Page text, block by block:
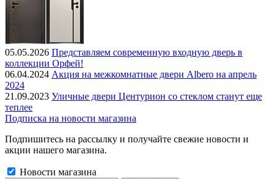
05.05.2026 Представляем современную входную дверь в
коллекции Орфей!
06.04.2024 Акция на межкомнатные двери Albero на апрель
2024
21.09.2023 Уличные двери Центурион со стеклом станут еще
теплее
Подписка на новости магазина
Подпишитесь на рассылку и получайте свежие новости и
акции нашего магазина.
Новости магазина